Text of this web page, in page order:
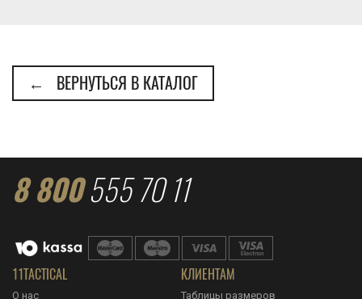
← ВЕРНУТЬСЯ В КАТАЛОГ
8 800555 70 11
11TACTICAL
О нас
КЛИЕНТАМ
Таблицы размеров